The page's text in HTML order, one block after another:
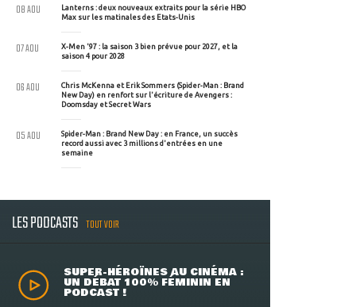
Lanterns : deux nouveaux extraits pour la série HBO
Max sur les matinales des Etats-Unis
08 AOU
X-Men '97 : la saison 3 bien prévue pour 2027, et la
saison 4 pour 2028
07 AOU
Chris McKenna et Erik Sommers (Spider-Man : Brand
New Day) en renfort sur l'écriture de Avengers :
Doomsday et Secret Wars
06 AOU
Spider-Man : Brand New Day : en France, un succès
record aussi avec 3 millions d'entrées en une
semaine
05 AOU
LES PODCASTS TOUT VOIR
SUPER-HÉROÏNES AU CINÉMA :
UN DÉBAT 100% FÉMININ EN
PODCAST !